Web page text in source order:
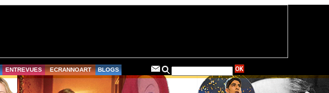
ENTREVUES ECRANNOART BLOGS